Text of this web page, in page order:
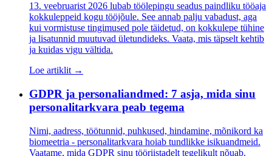
13. veebruarist 2026 lubab töölepingu seadus paindliku tööaja
kokkuleppeid kogu tööjõule. See annab palju vabadust, aga
kui vormistuse tingimused pole täidetud, on kokkulepe tühine
ja lisatunnid muutuvad ületundideks. Vaata, mis täpselt kehtib
ja kuidas vigu vältida.
Loe artiklit →
GDPR ja personaliandmed: 7 asja, mida sinu
personalitarkvara peab tegema
Nimi, aadress, töötunnid, puhkused, hindamine, mõnikord ka
biomeetria - personalitarkvara hoiab tundlikke isikuandmeid.
Vaatame, mida GDPR sinu tööriistadelt tegelikult nõuab.